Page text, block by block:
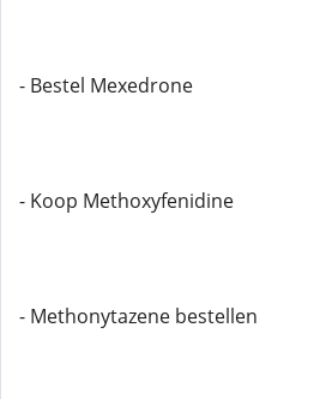
- Bestel Mexedrone
- Koop Methoxyfenidine
- Methonytazene bestellen